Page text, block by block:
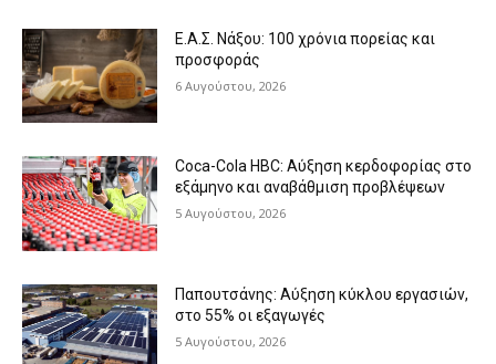
Ε.Α.Σ. Νάξου: 100 χρόνια πορείας και
προσφοράς
6 Αυγούστου, 2026
Coca-Cola HBC: Αύξηση κερδοφορίας στο
εξάμηνο και αναβάθμιση προβλέψεων
5 Αυγούστου, 2026
Παπουτσάνης: Αύξηση κύκλου εργασιών,
στο 55% οι εξαγωγές
5 Αυγούστου, 2026